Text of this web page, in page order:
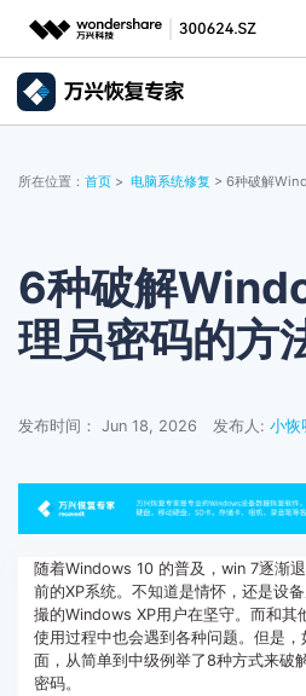
推荐产品
实用工具
关于万兴
客服热线：
文件修复
电脑数据恢复
破损文件修复
文章资讯
电脑数据恢复
服务与支持
联系我们
所在位置： 首页 > 电脑系统修复 > 6种破解
6种破解
理员密码的方
发布时间： Jun 18, 2026 发布人: 小恢
随着Windows 10 的普及，win 7逐渐
前的XP系统。不知道是情怀，还是设
撮的Windows XP用户在坚守。而和其
使用过程中也会遇到各种问题。但是
面，从简单到中级例举了8种方式来破
密码。